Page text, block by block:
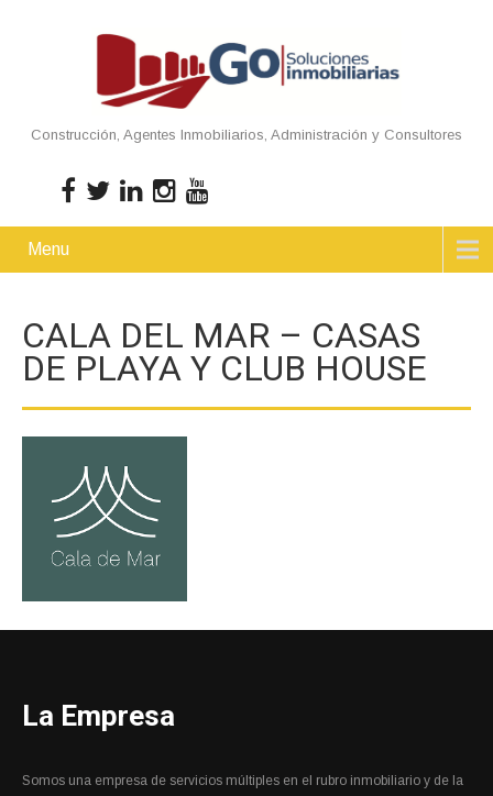
Construcción, Agentes Inmobiliarios, Administración y Consultores
Menu
CALA DEL MAR – CASAS
DE PLAYA Y CLUB HOUSE
La Empresa
Somos una empresa de servicios múltiples en el rubro inmobiliario y de la